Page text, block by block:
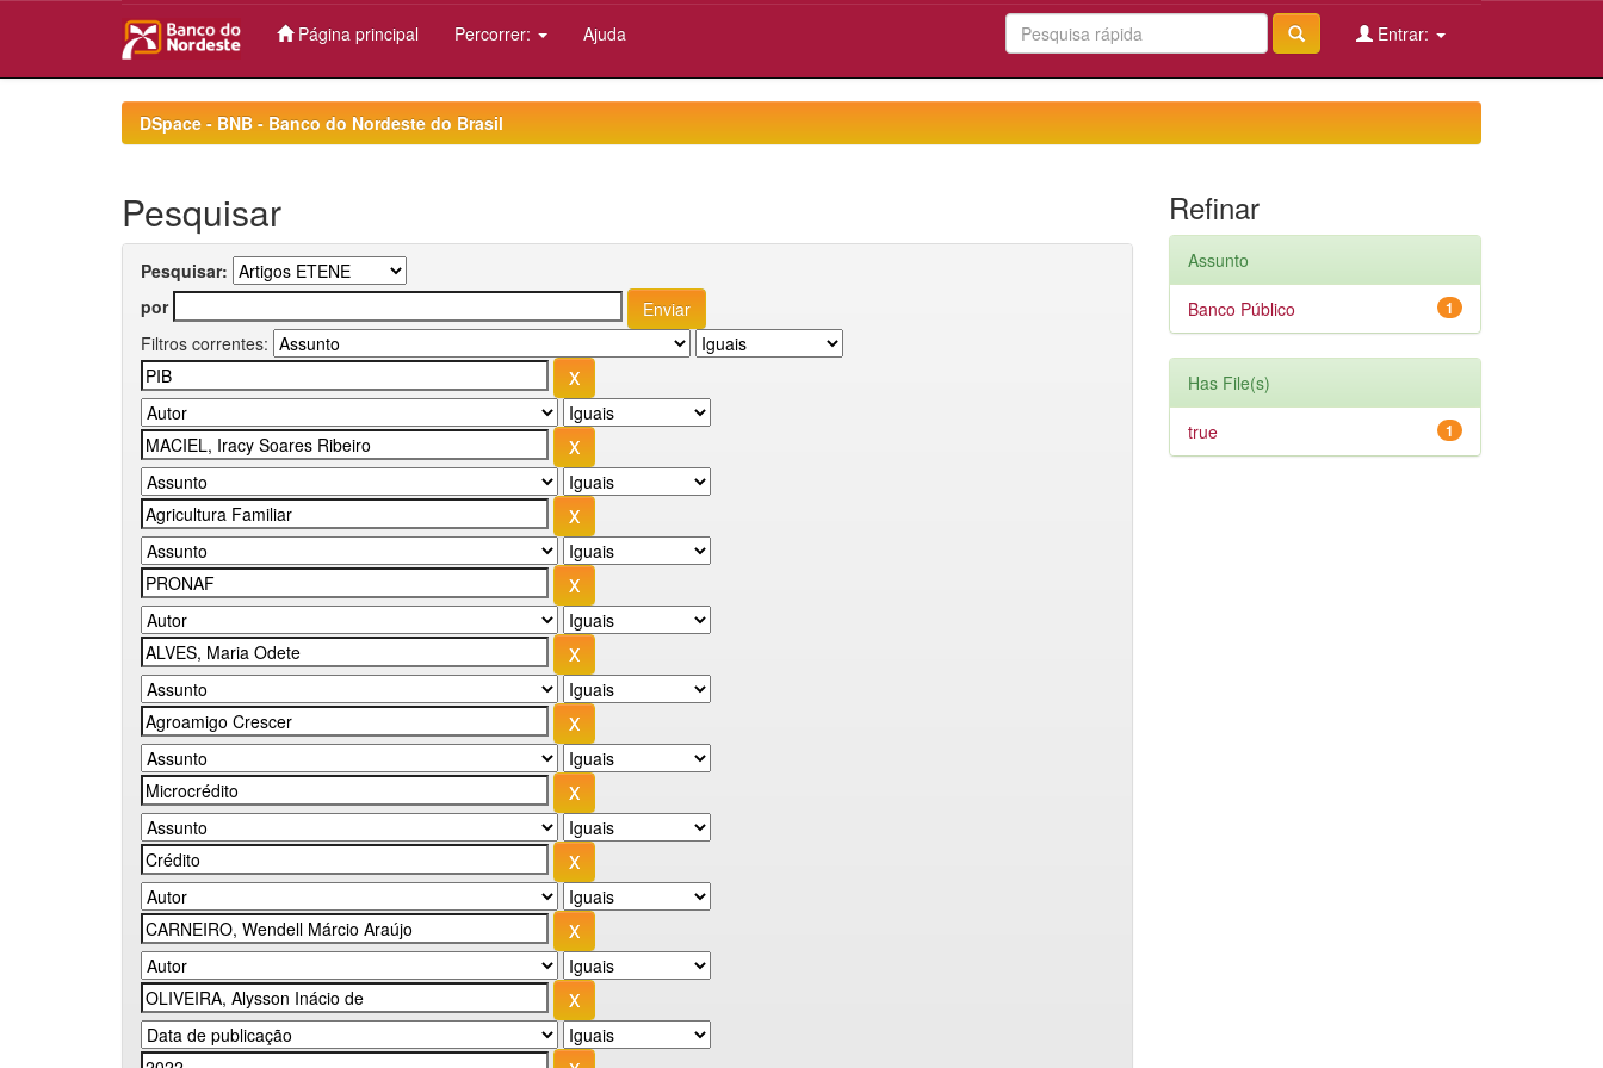
Página principal Percorrer: Ajuda Entrar:
DSpace - BNB - Banco do Nordeste do Brasil
Pesquisar
Pesquisar:
por
Filtros correntes:
Refinar
Assunto
1
Banco Público
Has File(s)
1
true